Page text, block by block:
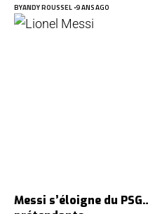
BYANDY ROUSSEL 9 ANS AGO
Messi s’éloigne du